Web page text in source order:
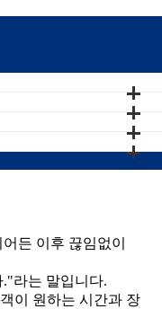
X
든 이후 끊임없이
라는 말입니다.
이 원하는 시간과 장